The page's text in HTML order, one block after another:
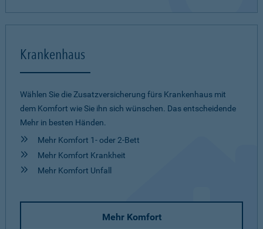
Krankenhaus
Wählen Sie die Zusatzversicherung fürs Krankenhaus mit
dem Komfort wie Sie ihn sich wünschen. Das entscheidende
Mehr in besten Händen.
Mehr Komfort 1- oder 2-Bett
Mehr Komfort Krankheit
Mehr Komfort Unfall
Mehr Komfort